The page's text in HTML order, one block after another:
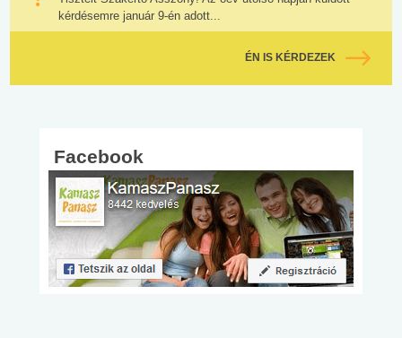
kérdésemre január 9-én adott...
ÉN IS KÉRDEZEK
Facebook